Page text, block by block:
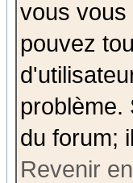
vous vous
pouvez
problème.
du forum;
Revenir